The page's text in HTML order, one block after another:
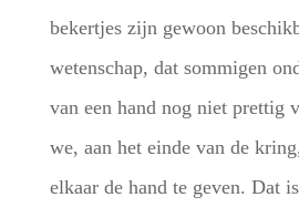
bekertjes zijn gewoon
wetenschap, dat sommigen
van een hand nog niet prettig
we, aan het einde van de
elkaar de hand te geven. Dat